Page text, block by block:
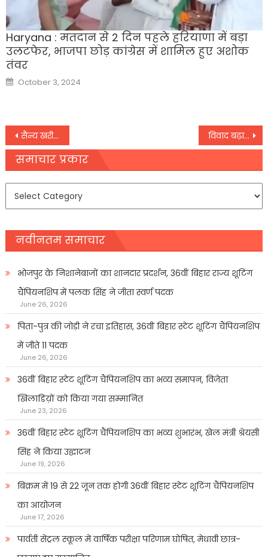
Haryana : मतदान से 2 दिन पहले हरियाणा में बड़ा
उलटफेर, भाजपा छोड़ कांग्रेस में शामिल हुए अशोक
तंवर
Posted
on
October 3, 2024
Post
navigation
सैन्य खरीद में भारत की विविधता से अमेरिका उत्साहित, रूस से एस-400 मिसाइल खरीद पर जताई चिंता विवाद बढ़ा ; हरियाणा की पंजाब के खिलाफ अवमानना केस की तैयारी
समाचार प्रकार
समाचार
नवीनतम समाचार
भोजपुर के निशानेबाजों का शानदार प्रदर्शन, 36वीं बिहार राज्य शूटिंग
चैंपियनशिप में पलक सिंह ने जीता स्वर्ण पदक
June 26, 2026
पिता-पुत्र की जोड़ी ने रचा इतिहास, 36वीं बिहार स्टेट शूटिंग चैंपियनशिप
में जीते 11 पदक
June 26, 2026
36वीं बिहार स्टेट शूटिंग चैंपियनशिप का भव्य समापन, विजेता
खिलाडिय़ों को किया गया सम्मानित
June 23, 2026
36वीं बिहार स्टेट शूटिंग चैंपियनशिप का भव्य शुभारंभ, खेल मंत्री श्रेयसी
सिंह ने किया उद्घाटन
June 19, 2026
बिक्रम में 19 से 22 जून तक होगी 36वीं बिहार स्टेट शूटिंग चैंपियनशिप
का आयोजन
June 17, 2026
पार्वती सेंट्रल स्कूल में वार्षिक परीक्षा परिणाम घोषित, मेधावी छात्र-